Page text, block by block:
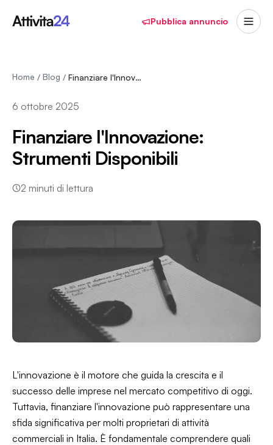
Pubblica annuncio
Home / Blog / Finanziare l'Innovazione: Strumenti Disponibili
6 ottobre 2025
Finanziare l'Innovazione:
Strumenti Disponibili
2 minuti di lettura
L'innovazione è il motore che guida la crescita e il
successo delle imprese nel mercato competitivo di oggi.
Tuttavia, finanziare l'innovazione può rappresentare una
sfida significativa per molti proprietari di attività
commerciali in Italia. È fondamentale comprendere quali